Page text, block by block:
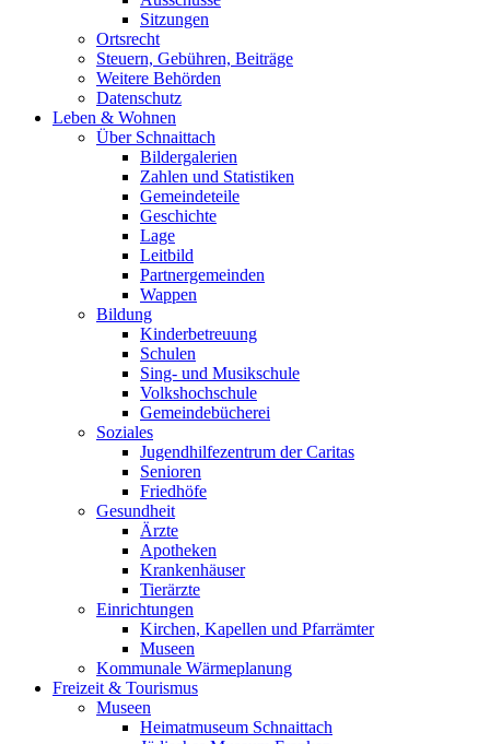
Sitzungen
Ortsrecht
Steuern, Gebühren, Beiträge
Weitere Behörden
Datenschutz
Leben & Wohnen
Über Schnaittach
Bildergalerien
Zahlen und Statistiken
Gemeindeteile
Geschichte
Lage
Leitbild
Partnergemeinden
Wappen
Bildung
Kinderbetreuung
Schulen
Sing- und Musikschule
Volkshochschule
Gemeindebücherei
Soziales
Jugendhilfezentrum der Caritas
Senioren
Friedhöfe
Gesundheit
Ärzte
Apotheken
Krankenhäuser
Tierärzte
Einrichtungen
Kirchen, Kapellen und Pfarrämter
Museen
Kommunale Wärmeplanung
Freizeit & Tourismus
Museen
Heimatmuseum Schnaittach